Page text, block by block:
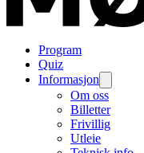
Program
Quiz
Informasjon
Om oss
Billetter
Frivillig
Utleie